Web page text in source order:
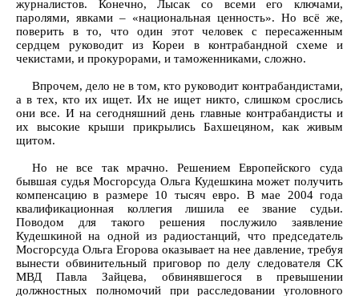
журналистов. Конечно, Лысак со всеми его ключами,
паролями, явками – «национальная ценность». Но всё же,
поверить в то, что один этот человек с пересаженным
сердцем руководит из Кореи в контрабандной схеме и
чекистами, и прокурорами, и таможенниками, сложно.
Впрочем, дело не в том, кто руководит контрабандистами,
а в тех, кто их ищет. Их не ищет никто, слишком срослись
они все. И на сегодняшний день главные контрабандисты и
их высокие крыши прикрылись Бахшецяном, как живым
щитом.
Но не все так мрачно. Решением Европейского суда
бывшая судья Мосгорсуда Ольга Кудешкина может получить
компенсацию в размере 10 тысяч евро. В мае 2004 года
квалификационная коллегия лишила ее звание судьи.
Поводом для такого решения послужило заявление
Кудешкиной на одной из радиостанций, что председатель
Мосгорсуда Ольга Егорова оказывает на нее давление, требуя
вынести обвинительный приговор по делу следователя СК
МВД Павла Зайцева, обвинявшегося в превышении
должностных полномочий при расследовании уголовного